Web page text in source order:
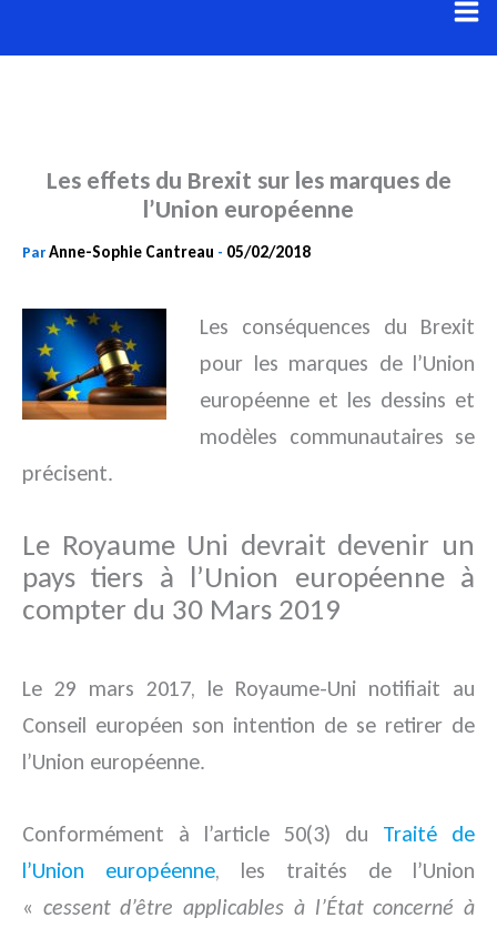
au
Les effets du Brexit sur les marques de
l’Union européenne
ParAnne-Sophie Cantreau - 05/02/2018
Les conséquences du Brexit
pour les marques de l’Union
européenne et les dessins et
modèles communautaires se
précisent.
Le Royaume Uni devrait devenir un
pays tiers à l’Union européenne à
compter du 30 Mars 2019
Le 29 mars 2017, le Royaume-Uni notifiait au
Conseil européen son intention de se retirer de
l’Union européenne.
Conformément à l’article 50(3) du Traité de
l’Union européenne, les traités de l’Union
« cessent d’être applicables à l’État concerné à